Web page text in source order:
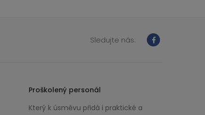
Sledujte nás:
Proškolený personál
Který k úsměvu přidá i praktické a